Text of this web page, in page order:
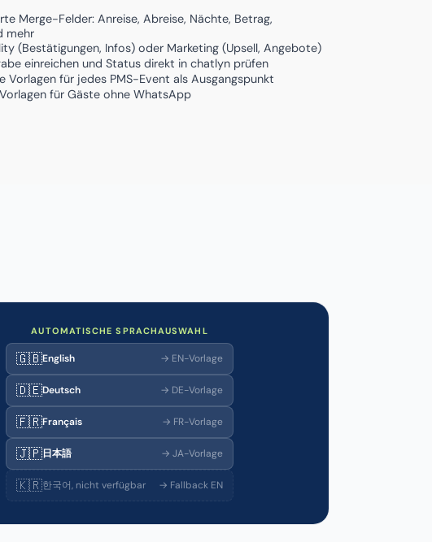
Merge-Felder: Anreise, Abreise, Nächte, Betrag,
mehr
(Bestätigungen, Infos) oder Marketing (Upsell, Angebote)
einreichen und Status direkt in chatlyn prüfen
Vorlagen für jedes PMS-Event als Ausgangspunkt
für Gäste ohne WhatsApp
AUTOMATISCHE SPRACHAUSWAHL
🇬🇧English → EN-Vorlage
🇩🇪Deutsch → DE-Vorlage
🇫🇷Français → FR-Vorlage
🇯🇵日本語 → JA-Vorlage
🇰🇷한국어, nicht verfügbar → Fallback EN